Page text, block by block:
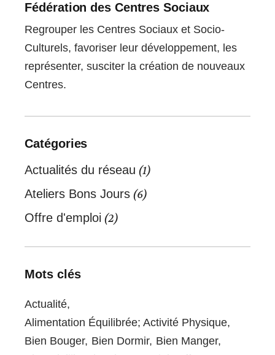
Fédération des Centres Sociaux
Regrouper les Centres Sociaux et Socio-
Culturels, favoriser leur développement, les
représenter, susciter la création de nouveaux
Centres.
Catégories
Actualités du réseau (1)
Ateliers Bons Jours (6)
Offre d'emploi (2)
Mots clés
Actualité
Alimentation Équilibrée; Activité Physique
Bien Bouger Bien Dormir Bien Manger